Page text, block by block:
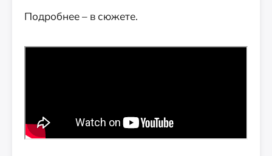
Подробнее – в сюжете.